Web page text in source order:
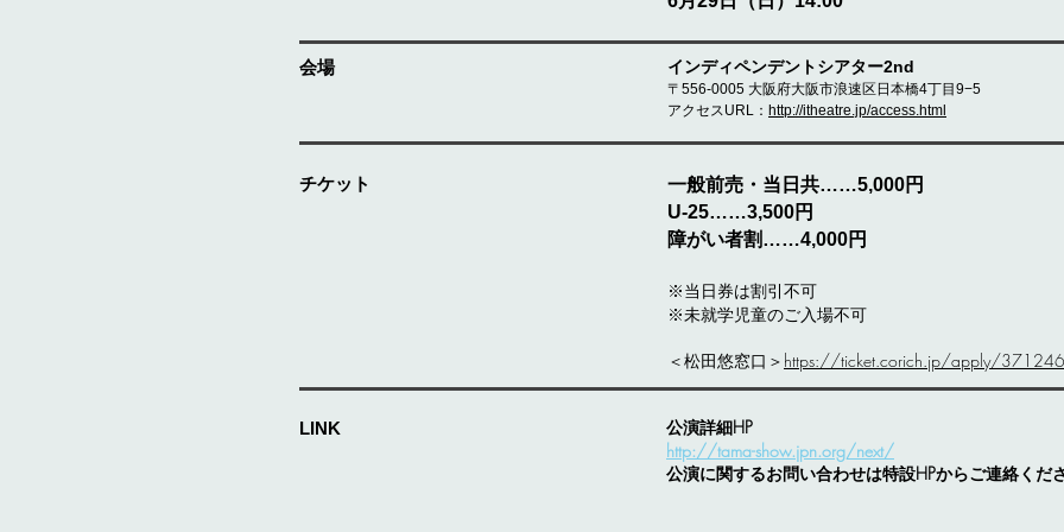
​会場 インディペンデントシアター2nd
〒556-0005 大阪府大阪市浪速区日本橋4丁目9−5
アクセスURL： http://itheatre.jp/access.html
チケット
一般前売・当日共……5,000円
U-25……3,500円
障がい者割……4,000円
※当日券は割引不可
※未就学児童のご入場不可
＜松田悠窓口＞ https://ticket.corich.jp/apply/
公演詳細HP
http://tama-show.jpn.org/next/
公演に関するお問い合わせは特設HPからご連絡くださ
LINK